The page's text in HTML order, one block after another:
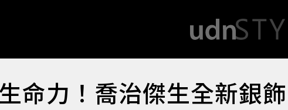
命力！喬治傑生全新銀